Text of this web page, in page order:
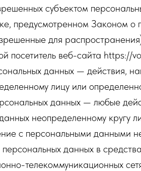
субъектом
предусмотренном Законом
для
посетитель веб-сайта https://
данных — действия,
лицу или
данных — любые
неопределенному кругу
с персональными данными
данных в
телекоммуникационных